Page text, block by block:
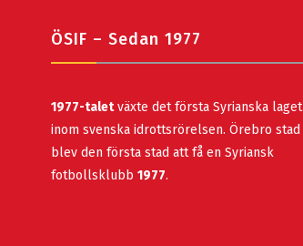
ÖSIF – Sedan 1977
1977-taletväxte det första Syrianska laget
inom svenska idrottsrörelsen. Örebro stad
blev den första stad att få en Syriansk
fotbollsklubb 1977.